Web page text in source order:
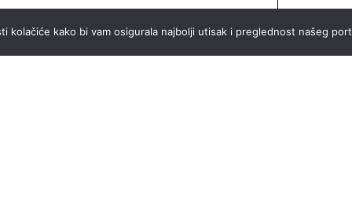
kolačiće kako bi vam osigurala najbolji utisak i preglednost našeg